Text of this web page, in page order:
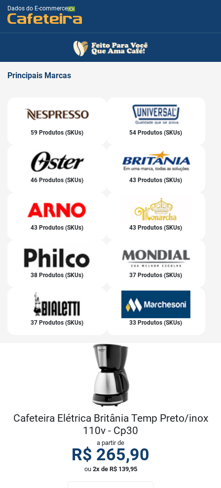
Dados do E-commerce
Cafeteira
Principais Marcas
59 Produtos (SKUs) 54 Produtos (SKUs)
46 Produtos (SKUs) 43 Produtos (SKUs)
43 Produtos (SKUs) 43 Produtos (SKUs)
38 Produtos (SKUs) 37 Produtos (SKUs)
37 Produtos (SKUs) 33 Produtos (SKUs)
Cafeteira Elétrica Britânia Temp Preto/inox
110v - Cp30
a partir de
R$ 265,90
ou 2x de R$ 139,95